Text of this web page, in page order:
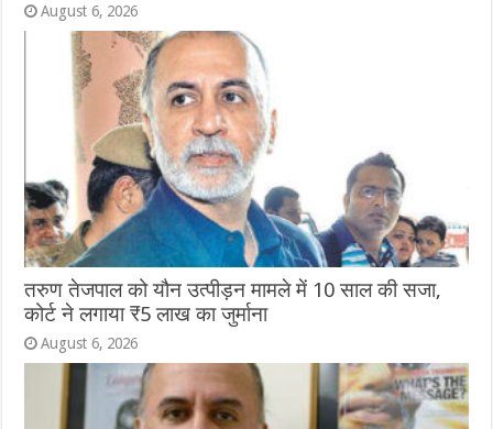
August 6, 2026
तरुण तेजपाल को यौन उत्पीड़न मामले में 10 साल की सजा,
कोर्ट ने लगाया ₹5 लाख का जुर्माना
August 6, 2026